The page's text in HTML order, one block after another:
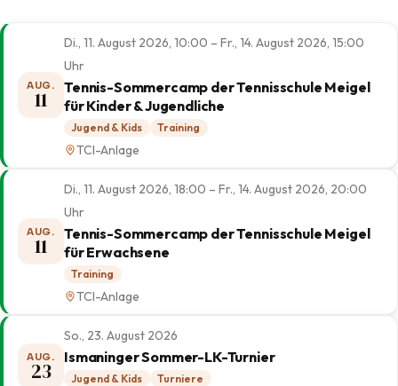
AUG.
11
Di., 11. August 2026, 10:00 – Fr., 14. August 2026, 15:00
Uhr
Tennis-Sommercamp der Tennisschule Meigel
für Kinder & Jugendliche
Jugend & Kids Training
TCI-Anlage
AUG.
11
Di., 11. August 2026, 18:00 – Fr., 14. August 2026, 20:00
Uhr
Tennis-Sommercamp der Tennisschule Meigel
für Erwachsene
Training
TCI-Anlage
AUG.
23
So., 23. August 2026
Ismaninger Sommer-LK-Turnier
Jugend & Kids Turniere